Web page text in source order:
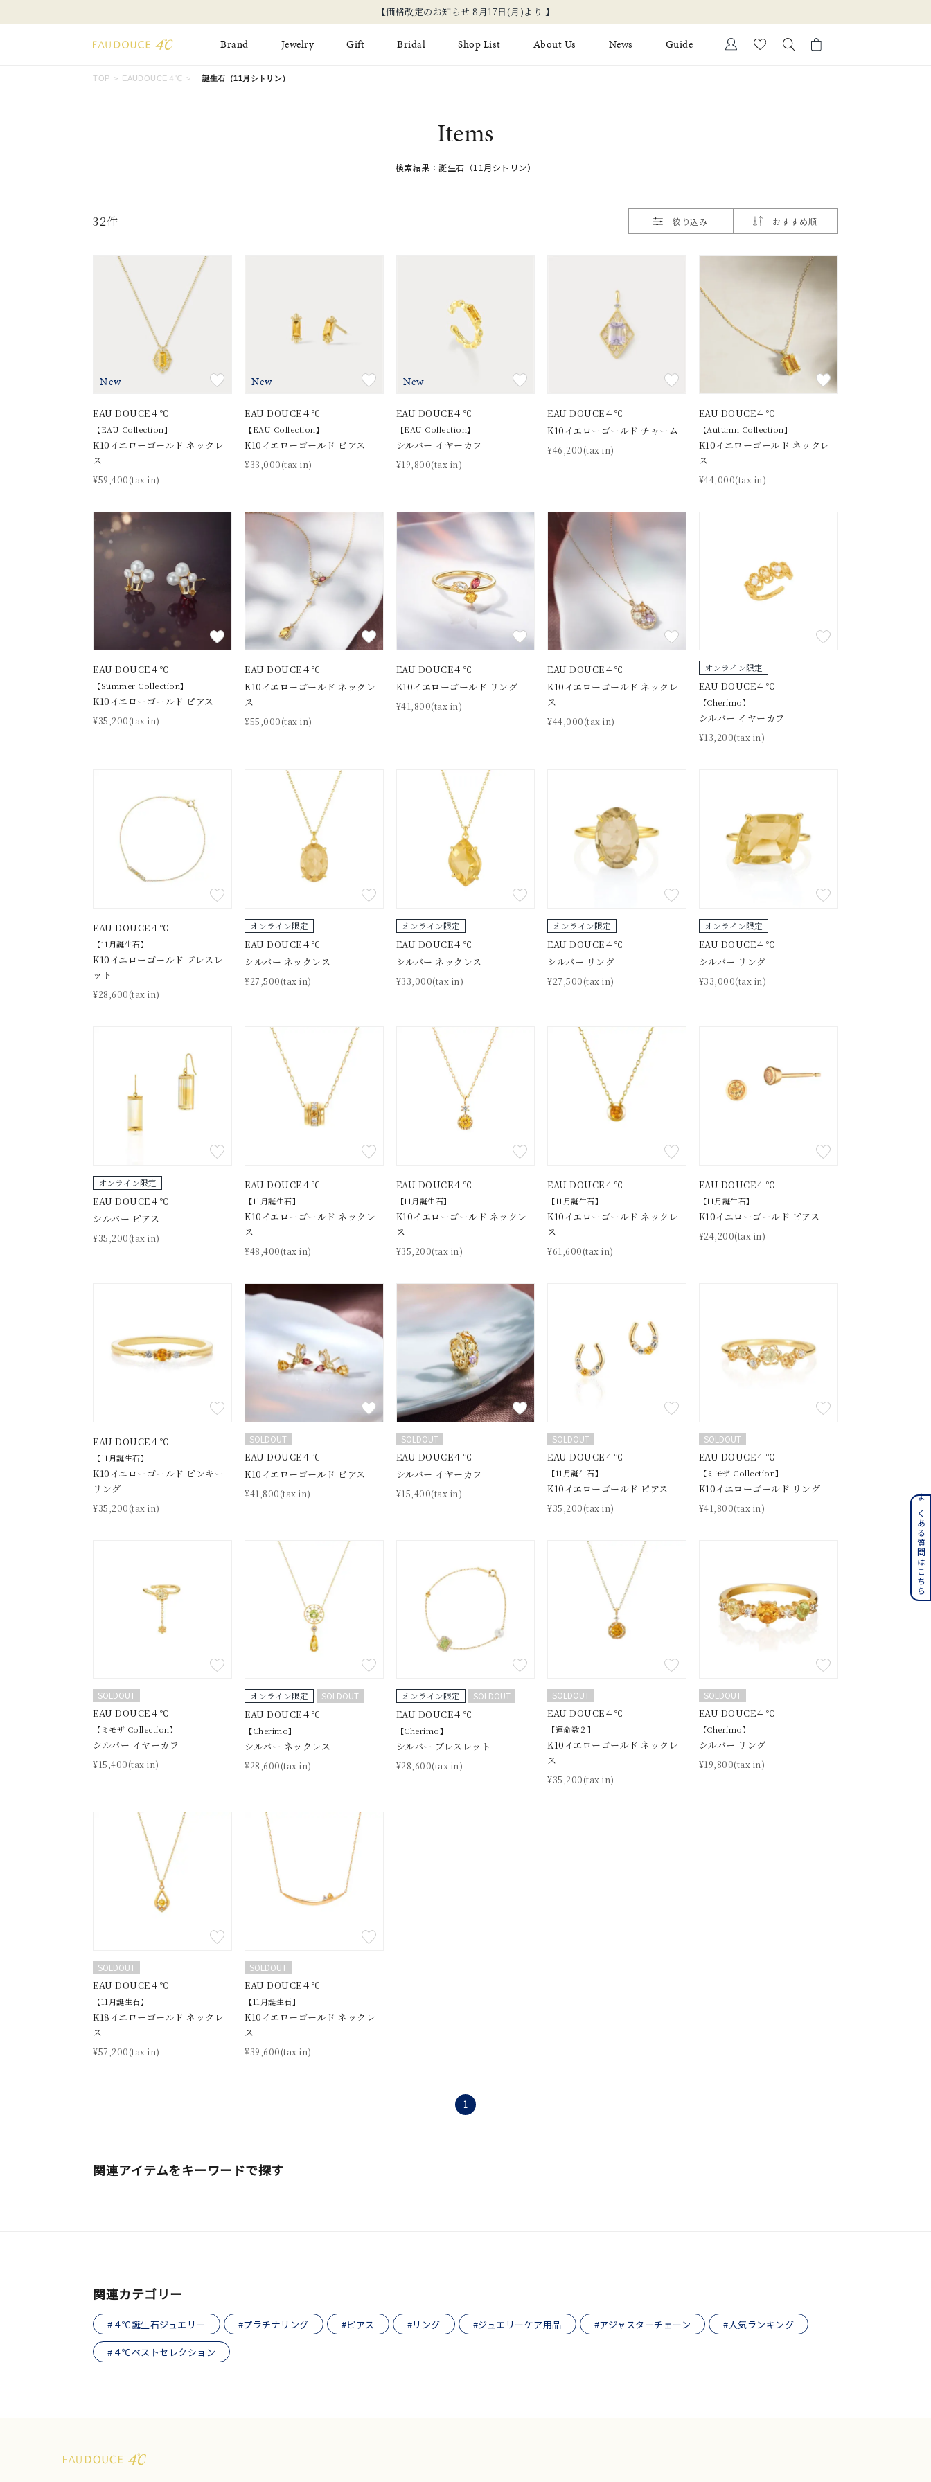
【価格改定のお知らせ 8月17日(月)より 】
Brand Jewelry
Jewelry Pouch
Gift Bridal Shop List About Us News Guide
人気検索キーワード #ペア #エタニティ #ダイヤモンド ネックレス #eギフト
素材 シルバー ステンレス
イエローカラー トリプルカラー その他
誕生石
1月の誕生石 3月の誕生石 5月の誕生石
7月の誕生石
11月の誕生石 12月の誕生石
三石 パヴェ
ダブルループ
石の色
クリア ホワイト ピンク パープル グリーン
ブラウン
レッド
ファッションテイスト フェミニン エレガント カジュアル ユニセックス
コレクション
耳周りジュエリー
公式オンラインショップ限定
レディース
価格 ¥0
絞り込んで検索する
TOP EAUDOUCE４℃ 誕生石（11月シトリン）
Items
検索結果：誕生石（11月シトリン）
32件 絞り込み おすすめ順
並び替え
New
EAU DOUCE４℃
【EAU Collection】
K10イエローゴールド ネックレ
ス
¥59,400(tax in)
New
EAU DOUCE４℃
【EAU Collection】
K10イエローゴールド ピアス
¥33,000(tax in)
New
EAU DOUCE４℃
【EAU Collection】
シルバー イヤーカフ
¥19,800(tax in)
EAU DOUCE４℃
K10イエローゴールド チャーム
¥46,200(tax in)
EAU DOUCE４℃
【Autumn Collection】
K10イエローゴールド ネックレ
ス
¥44,000(tax in)
EAU DOUCE４℃
【Summer Collection】
K10イエローゴールド ピアス
¥35,200(tax in)
EAU DOUCE４℃
K10イエローゴールド ネックレ
ス
¥55,000(tax in)
EAU DOUCE４℃
K10イエローゴールド リング
¥41,800(tax in)
EAU DOUCE４℃
K10イエローゴールド ネックレ
ス
¥44,000(tax in)
オンライン限定
EAU DOUCE４℃
【Cherimo】
シルバー イヤーカフ
¥13,200(tax in)
EAU DOUCE４℃
【11月誕生石】
K10イエローゴールド ブレスレ
ット
¥28,600(tax in)
オンライン限定
EAU DOUCE４℃
シルバー ネックレス
¥27,500(tax in)
オンライン限定
EAU DOUCE４℃
シルバー ネックレス
¥33,000(tax in)
オンライン限定
EAU DOUCE４℃
シルバー リング
¥27,500(tax in)
オンライン限定
EAU DOUCE４℃
シルバー リング
¥33,000(tax in)
オンライン限定
EAU DOUCE４℃
シルバー ピアス
¥35,200(tax in)
EAU DOUCE４℃
【11月誕生石】
K10イエローゴールド ネックレ
ス
¥48,400(tax in)
EAU DOUCE４℃
【11月誕生石】
K10イエローゴールド ネックレ
ス
¥35,200(tax in)
EAU DOUCE４℃
【11月誕生石】
K10イエローゴールド ネックレ
ス
¥61,600(tax in)
EAU DOUCE４℃
【11月誕生石】
K10イエローゴールド ピアス
¥24,200(tax in)
EAU DOUCE４℃
【11月誕生石】
K10イエローゴールド ピンキー
リング
¥35,200(tax in)
SOLDOUT
EAU DOUCE４℃
K10イエローゴールド ピアス
¥41,800(tax in)
SOLDOUT
EAU DOUCE４℃
シルバー イヤーカフ
¥15,400(tax in)
SOLDOUT
EAU DOUCE４℃
【11月誕生石】
K10イエローゴールド ピアス
¥35,200(tax in)
SOLDOUT
EAU DOUCE４℃
【ミモザ Collection】
K10イエローゴールド リング
¥41,800(tax in)
SOLDOUT
EAU DOUCE４℃
【ミモザ Collection】
シルバー イヤーカフ
¥15,400(tax in)
オンライン限定 SOLDOUT
EAU DOUCE４℃
【Cherimo】
シルバー ネックレス
¥28,600(tax in)
オンライン限定 SOLDOUT
EAU DOUCE４℃
【Cherimo】
シルバー ブレスレット
¥28,600(tax in)
SOLDOUT
EAU DOUCE４℃
【運命数２】
K10イエローゴールド ネックレ
ス
¥35,200(tax in)
SOLDOUT
EAU DOUCE４℃
【Cherimo】
シルバー リング
¥19,800(tax in)
SOLDOUT
EAU DOUCE４℃
【11月誕生石】
K18イエローゴールド ネックレ
ス
¥57,200(tax in)
SOLDOUT
EAU DOUCE４℃
【11月誕生石】
K10イエローゴールド ネックレ
ス
¥39,600(tax in)
1
関連アイテムをキーワードで探す
関連カテゴリー
#４℃誕生石ジュエリー #プラチナリング #ピアス #リング #ジュエリーケア用品 #アジャスターチェーン #人気ランキング
#４℃ベストセレクション
よくある質問はこちら